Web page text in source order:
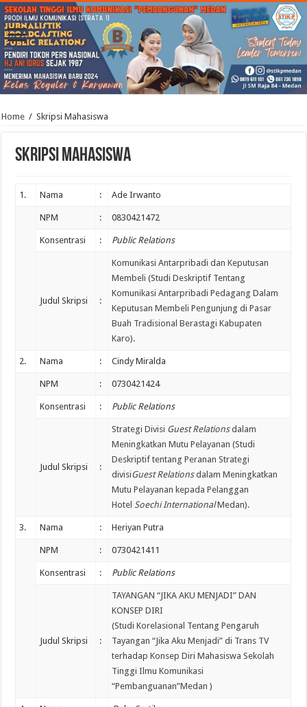
Home / Skripsi Mahasiswa
Skripsi Mahasiswa
1. Nama : Ade Irwanto
NPM : 0830421472
Konsentrasi : Public Relations
Judul Skripsi :
Komunikasi Antarpribadi dan Keputusan
Membeli (Studi Deskriptif Tentang
Komunikasi Antarpribadi Pedagang Dalam
Keputusan Membeli Pengunjung di Pasar
Buah Tradisional Berastagi Kabupaten
Karo).
2. Nama : Cindy Miralda
NPM : 0730421424
Konsentrasi : Public Relations
Judul Skripsi :
Strategi Divisi Guest Relationsdalam
Meningkatkan Mutu Pelayanan (Studi
Deskriptif tentang Peranan Strategi
divisiGuest Relationsdalam Meningkatkan
Mutu Pelayanan kepada Pelanggan
HotelSoechi InternationalMedan).
3. Nama : Heriyan Putra
NPM : 0730421411
Konsentrasi : Public Relations
Judul Skripsi :
TAYANGAN “JIKA AKU MENJADI” DAN
KONSEP DIRI
(Studi Korelasional Tentang Pengaruh
Tayangan “Jika Aku Menjadi” di Trans TV
terhadap Konsep Diri Mahasiswa Sekolah
Tinggi Ilmu Komunikasi
“Pembanguanan”Medan )